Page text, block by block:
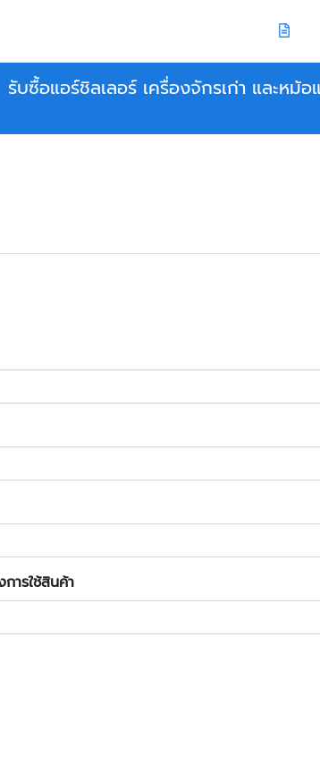
รับซื้อแอร์ชิลเลอร์ เครื่องจักรเก่า และหม้อ
การใช้สินค้า